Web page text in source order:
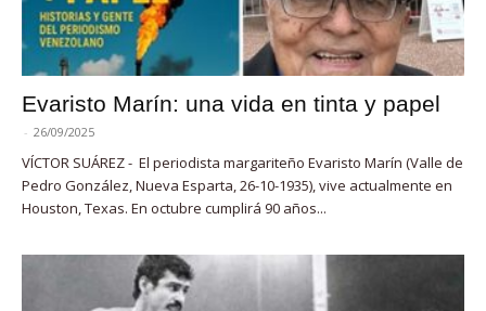
Evaristo Marín: una vida en tinta y papel
- 26/09/2025
VÍCTOR SUÁREZ - El periodista margariteño Evaristo Marín (Valle de
Pedro González, Nueva Esparta, 26-10-1935), vive actualmente en
Houston, Texas. En octubre cumplirá 90 años...